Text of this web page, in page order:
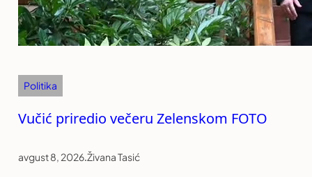
Politika
Vučić priredio večeru Zelenskom FOTO
avgust 8, 2026.Živana Tasić